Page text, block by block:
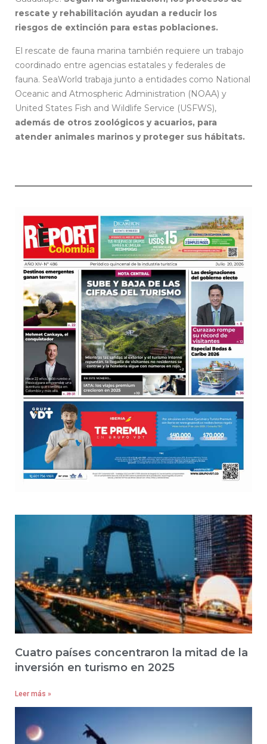
rescate y rehabilitación ayudan a reducir los
riesgos de extinción para estas poblaciones.
El rescate de fauna marina también requiere un trabajo
coordinado entre agencias estatales y federales de
fauna. SeaWorld trabaja junto a entidades como National
Oceanic and Atmospheric Administration (NOAA) y
United States Fish and Wildlife Service (USFWS),
además de otros zoológicos y acuarios, para
atender animales marinos y proteger sus hábitats.
Cuatro países concentraron la mitad de la
inversión en turismo en 2025
Leer más »